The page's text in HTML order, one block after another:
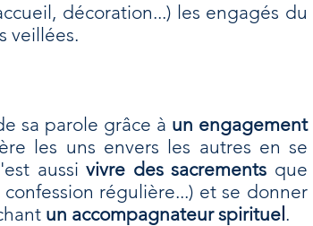
décoration...) les engagés du
veillées.
sa parole grâce à un engagement
les uns envers les autres en se
aussivivre des sacrements que
régulière...) et se donner
un accompagnateur spirituel.